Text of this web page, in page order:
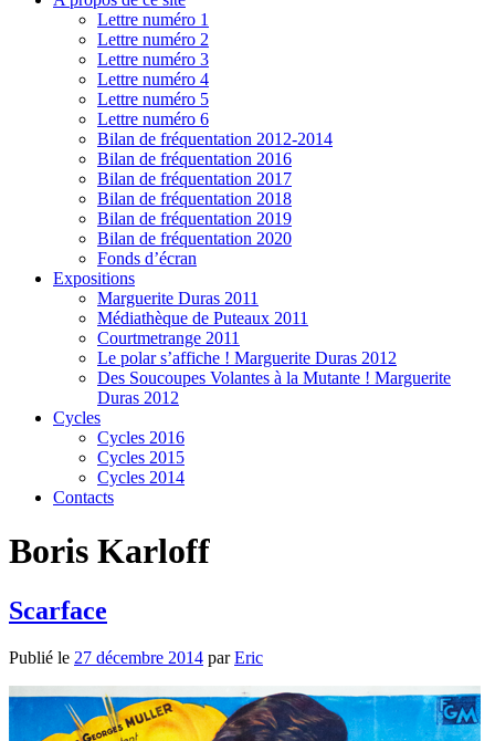
Lettre numéro 1
Lettre numéro 2
Lettre numéro 3
Lettre numéro 4
Lettre numéro 5
Lettre numéro 6
Bilan de fréquentation 2012-2014
Bilan de fréquentation 2016
Bilan de fréquentation 2017
Bilan de fréquentation 2018
Bilan de fréquentation 2019
Bilan de fréquentation 2020
Fonds d’écran
Expositions
Marguerite Duras 2011
Médiathèque de Puteaux 2011
Courtmetrange 2011
Le polar s’affiche ! Marguerite Duras 2012
Des Soucoupes Volantes à la Mutante ! Marguerite
Duras 2012
Cycles
Cycles 2016
Cycles 2015
Cycles 2014
Contacts
Boris Karloff
Scarface
Publié le 27 décembre 2014 parEric